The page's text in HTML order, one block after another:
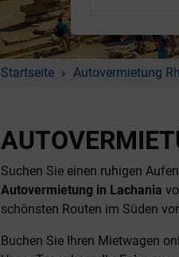
Startseite Autovermietung
Suchen Sie einen ruhigen
Autovermietung in Lachania
schönsten Routen im Süden
Buchen Sie Ihren Mietwagen